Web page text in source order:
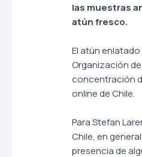
las muestras
atún fresco.
El atún
Organización
concentración
online de Chile.
Para Stefan
Chile, en
presencia de